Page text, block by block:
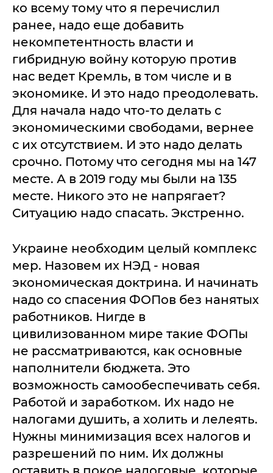
ко всему тому что я перечислил
ранее, надо еще добавить
некомпетентность власти и
гибридную войну которую против
нас ведет Кремль, в том числе и в
экономике. И это надо преодолевать.
Для начала надо что-то делать с
экономическими свободами, вернее
с их отсутствием. И это надо делать
срочно. Потому что сегодня мы на 147
месте. А в 2019 году мы были на 135
месте. Никого это не напрягает?
Ситуацию надо спасать. Экстренно.
Украине необходим целый комплекс
мер. Назовем их НЭД - новая
экономическая доктрина. И начинать
надо со спасения ФОПов без нанятых
работников. Нигде в
цивилизованном мире такие ФОПы
не рассматриваются, как основные
наполнители бюджета. Это
возможность самообеспечивать себя.
Работой и заработком. Их надо не
налогами душить, а холить и лелеять.
Нужны минимизация всех налогов и
разрешений по ним. Их должны